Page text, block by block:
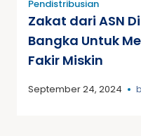
Pendistribusian
Zakat dari ASN
Bangka Untuk
Fakir Miskin
September 24, 2024